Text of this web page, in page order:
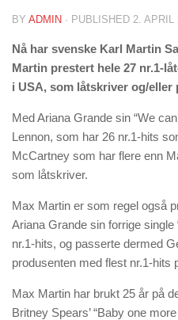
BY ADMIN · PUBLISHED 2. APRIL
Nå har svenske Karl Martin
Martin prestert hele 27 nr.1-
i USA, som låtskriver og/eller
Med Ariana Grande sin “We
Lennon, som har 26 nr.1-hits
McCartney som har flere enn
som låtskriver.
Max Martin er som regel også
Ariana Grande sin forrige single
nr.1-hits, og passerte dermed
produsenten med flest nr.1-hits
Max Martin har brukt 25 år på
Britney Spears’ “Baby one